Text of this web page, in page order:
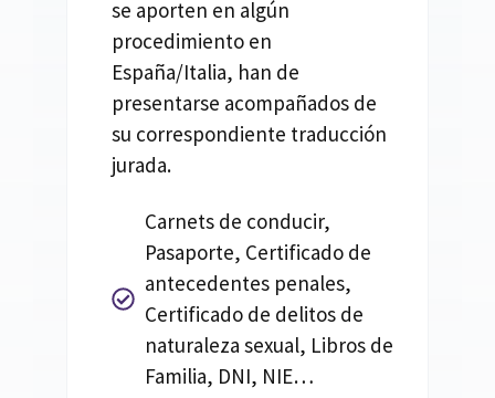
se aporten en algún
procedimiento en
España/Italia, han de
presentarse acompañados de
su correspondiente traducción
jurada.
Carnets de conducir,
Pasaporte, Certificado de
antecedentes penales,
Certificado de delitos de
naturaleza sexual, Libros de
Familia, DNI, NIE…